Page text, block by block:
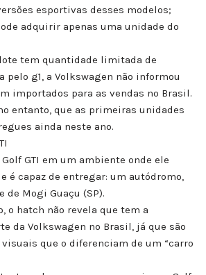
esportivas desses modelos;
adquirir apenas uma unidade do
tem quantidade limitada de
pelo g1, a Volkswagen não informou
importados para as vendas no Brasil.
entanto, que as primeiras unidades
ainda neste ano.
Golf GTI em um ambiente onde ele
é capaz de entregar: um autódromo,
de Mogi Guaçu (SP).
o hatch não revela que tem a
da Volkswagen no Brasil, já que são
que o diferenciam de um “carro